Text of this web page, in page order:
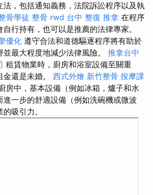
法，包括通知義務，法院訴訟程序以及執
骨學徒 整骨 rwd 台中 整復 推拿 在程序
行持有，也可以是推薦的法律專家。
優化 遵守合法和道德驅逐程序將有助於
最大程度地減少法律風險。 推拿台中
租賃物業時，廚房和浴室設備至關重
還是未婚。 西式外燴 新竹整骨 按摩課
房中，基本設備（例如冰箱，爐子和水
進一步的舒適設備（例如洗碗機或微波
吸引力。